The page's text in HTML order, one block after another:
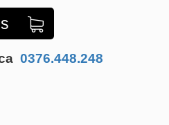
0376.448.248